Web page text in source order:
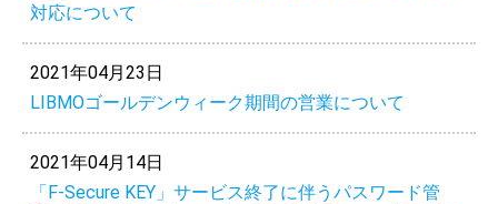
対応について
2021年04月23日
LIBMOゴールデンウィーク期間の営業について
2021年04月14日
「F-Secure KEY」サービス終了に伴うパスワード管